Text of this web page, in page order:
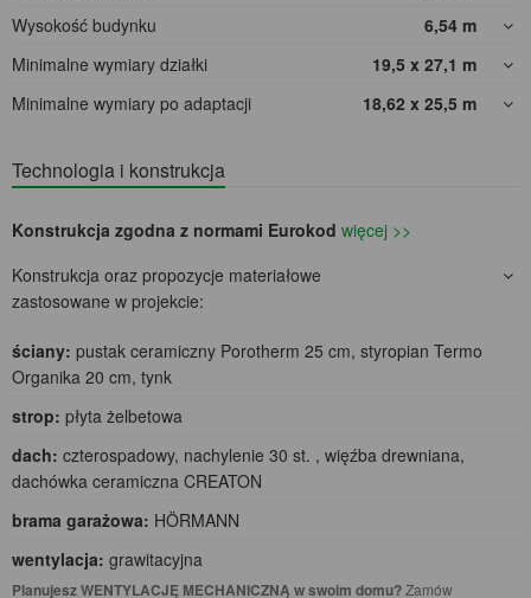
Wysokość budynku
6,54 m
Minimalne wymiary działki
19,5 x 27,1 m
Minimalne wymiary po adaptacji
18,62 x 25,5 m
Technologia i konstrukcja
Konstrukcja zgodna z normami Eurokod więcej >>
Konstrukcja oraz propozycje materiałowe
zastosowane w projekcie:
ściany: pustak ceramiczny Porotherm 25 cm, styropian Termo
Organika 20 cm, tynk
strop: płyta żelbetowa
dach: czterospadowy, nachylenie 30 st. , więźba drewniana,
dachówka ceramiczna CREATON
brama garażowa: HÖRMANN
wentylacja: grawitacyjna
Planujesz WENTYLACJĘ MECHANICZNĄ w swoim domu?Zamów